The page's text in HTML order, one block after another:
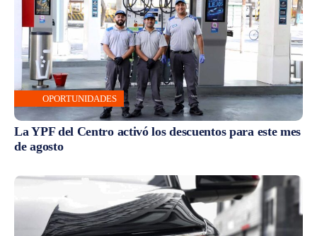
OPORTUNIDADES
La YPF del Centro activó los descuentos para este mes
de agosto